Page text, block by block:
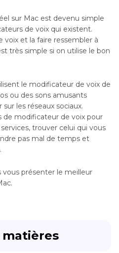
sur Mac est devenu simple
de voix qui existent.
voix et la faire ressembler à
très simple si on utilise le bon
le modificateur de voix de
ou des sons amusants
les réseaux sociaux.
de modificateur de voix pour
trouver celui qui vous
pas mal de temps et
vous présenter le meilleur
matières